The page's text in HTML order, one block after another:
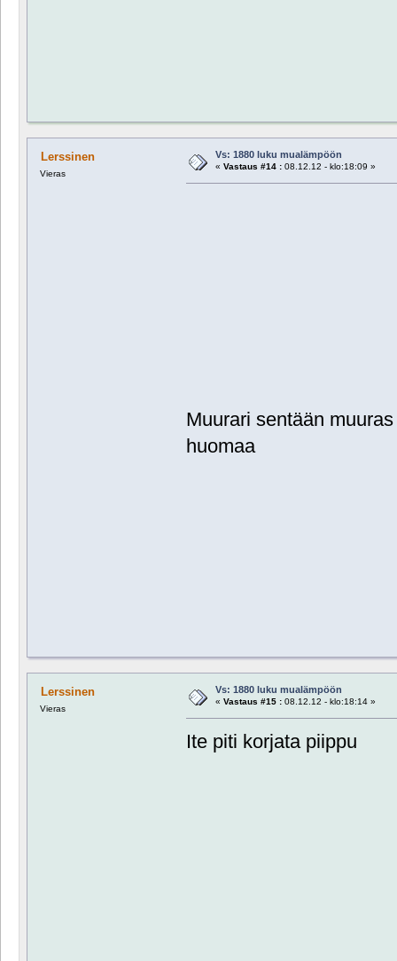
Lerssinen
Vieras
Vs: 1880 luku mualämpöön
« Vastaus #14 :08.12.12 - klo:18:09 »
Muurari sentään
huomaa
Lerssinen
Vieras
Vs: 1880 luku mualämpöön
« Vastaus #15 :08.12.12 - klo:18:14 »
Ite piti korjata piippu